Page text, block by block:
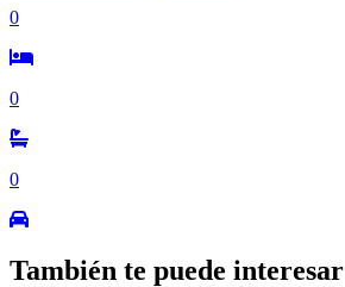
0
0
0
También te puede interesar